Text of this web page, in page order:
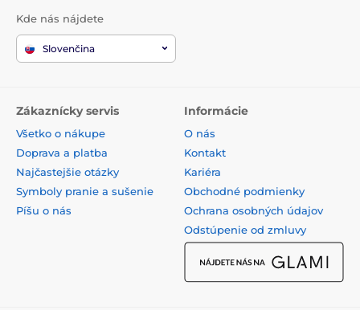
Kde nás nájdete
Slovenčina
Zákaznícky servis
Všetko o nákupe
Doprava a platba
Najčastejšie otázky
Symboly pranie a sušenie
Píšu o nás
Informácie
O nás
Kontakt
Kariéra
Obchodné podmienky
Ochrana osobných údajov
Odstúpenie od zmluvy